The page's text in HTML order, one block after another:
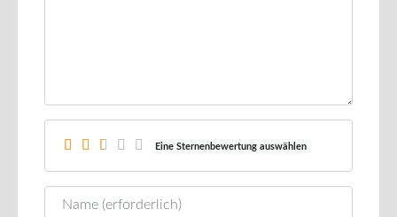
Eine Sternenbewertung auswählen
Name